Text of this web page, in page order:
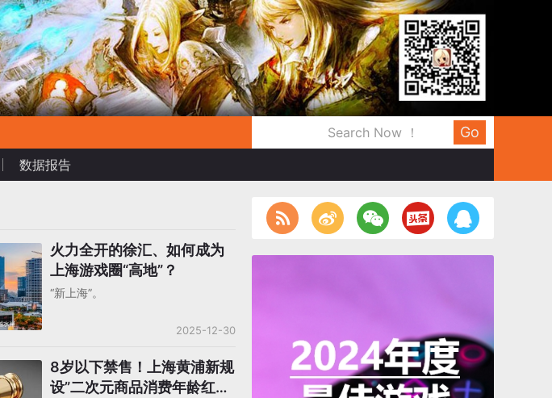
Go
数据报告
火力全开的徐汇、如何成为
上海游戏圈“高地”？
“新上海”。
2025-12-30
8岁以下禁售！上海黄浦新规
设”二次元商品消费年龄红